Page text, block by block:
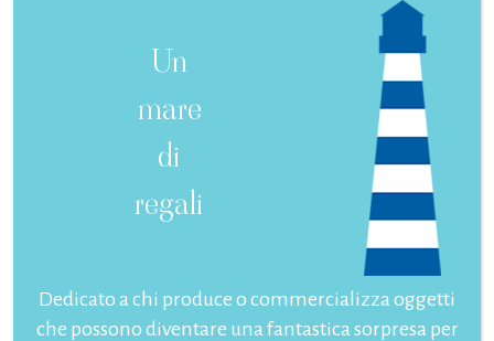
Un
mare
di
regali
Dedicato a chi produce o commercializza oggetti
che possono diventare una fantastica sorpresa per